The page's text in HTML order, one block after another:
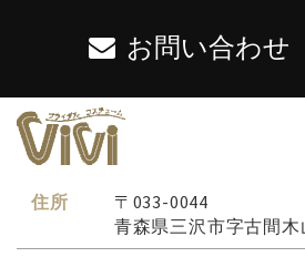
お問い合わせ
住所
〒033-0044
青森県三沢市字古間木